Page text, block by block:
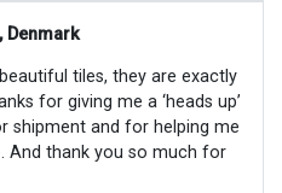
Denmark
tiles, they are exactly
for giving me a ‘heads up’
shipment and for helping me
And thank you so much for